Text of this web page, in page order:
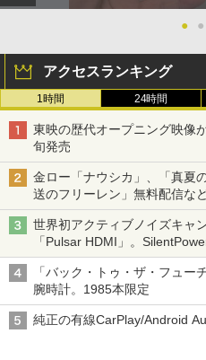
● ●
アクセスランキング
1時間 24時間
東映の歴代オープニング映像
旬発売
金ロー「ナウシカ」、「真夏
送のフリーレン」無料配信な
世界初アクティブノイズキャ
「Pulsar HDMI」。
「バック・トゥ・ザ・フュー
腕時計。1985本限定
純正の有線CarPlay/Android